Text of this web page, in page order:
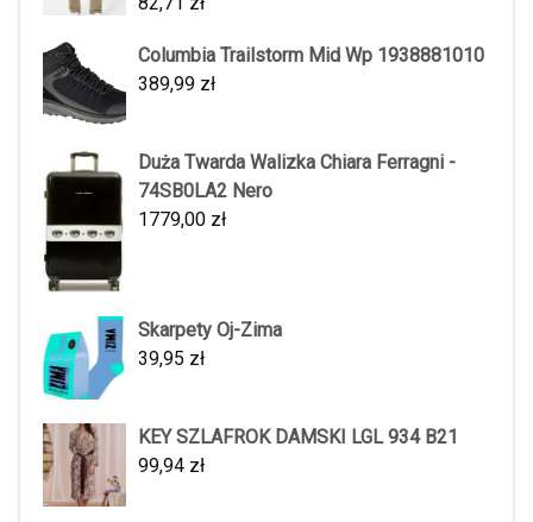
Columbia Trailstorm Mid Wp 1938881010
389,99 zł
Duża Twarda Walizka Chiara Ferragni -
74SB0LA2 Nero
1779,00 zł
Skarpety Oj-Zima
39,95 zł
KEY SZLAFROK DAMSKI LGL 934 B21
99,94 zł